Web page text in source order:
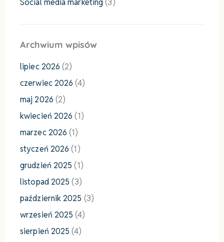
Social media marketing (3)
Archwium wpisów
lipiec 2026 (2)
czerwiec 2026 (4)
maj 2026 (2)
kwiecień 2026 (1)
marzec 2026 (1)
styczeń 2026 (1)
grudzień 2025 (1)
listopad 2025 (3)
październik 2025 (3)
wrzesień 2025 (4)
sierpień 2025 (4)